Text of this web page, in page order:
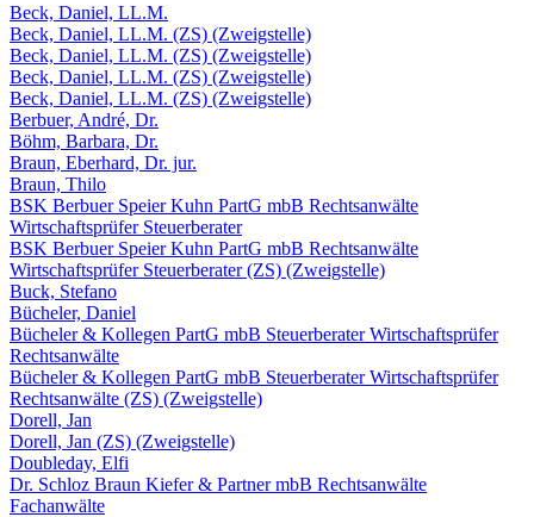
Beck, Daniel, LL.M.
Beck, Daniel, LL.M. (ZS) (Zweigstelle)
Beck, Daniel, LL.M. (ZS) (Zweigstelle)
Beck, Daniel, LL.M. (ZS) (Zweigstelle)
Beck, Daniel, LL.M. (ZS) (Zweigstelle)
Berbuer, André, Dr.
Böhm, Barbara, Dr.
Braun, Eberhard, Dr. jur.
Braun, Thilo
BSK Berbuer Speier Kuhn PartG mbB Rechtsanwälte
Wirtschaftsprüfer Steuerberater
BSK Berbuer Speier Kuhn PartG mbB Rechtsanwälte
Wirtschaftsprüfer Steuerberater (ZS) (Zweigstelle)
Buck, Stefano
Bücheler, Daniel
Bücheler & Kollegen PartG mbB Steuerberater Wirtschaftsprüfer
Rechtsanwälte
Bücheler & Kollegen PartG mbB Steuerberater Wirtschaftsprüfer
Rechtsanwälte (ZS) (Zweigstelle)
Dorell, Jan
Dorell, Jan (ZS) (Zweigstelle)
Doubleday, Elfi
Dr. Schloz Braun Kiefer & Partner mbB Rechtsanwälte
Fachanwälte